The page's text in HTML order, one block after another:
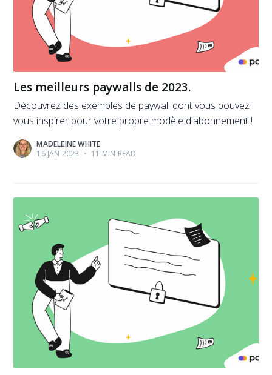
Les meilleurs paywalls de 2023.
Découvrez des exemples de paywall dont vous pouvez
vous inspirer pour votre propre modèle d'abonnement !
MADELEINE WHITE
16 JAN 2023 • 11 MIN READ